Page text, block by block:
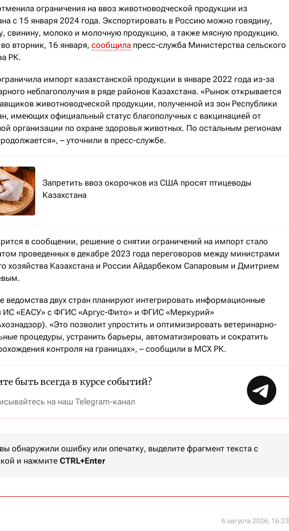
ограничения на ввоз животноводческой продукции из
с 15 января 2024 года. Экспортировать в Россию можно говядину,
свинину, молоко и молочную продукцию, а также мясную продукцию.
вторник, 16 января, сообщила пресс-служба Министерства сельского
РК.
импорт казахстанской продукции в январе 2022 года из-за
неблагополучия в ряде районов Казахстана. «Рынок открывается
животноводческой продукции, полученной из зон Республики
имеющих официальный статус благополучных с вакцинацией от
организации по охране здоровья животных. По остальным регионам
– уточнили в пресс-службе.
Запретить ввоз окорочков из США просят птицеводы
Казахстана
в сообщении, решение о снятии ограничений на импорт стало
проведенных в декабре 2023 года переговоров между министрами
хозяйства Казахстана и России Айдарбеком Сапаровым и Дмитрием
ведомства двух стран планируют интегрировать информационные
ИС «ЕАСУ» с ФГИС «Аргус-Фито» и ФГИС «Меркурий»
«Это позволит упростить и оптимизировать ветеринарно-
процедуры, устранить барьеры, автоматизировать и сократить
контроля на границах», – сообщили в МСХ РК.
быть всегда в курсе событий?
на наш Telegram-канал
обнаружили ошибку или опечатку, выделите фрагмент текста с
и нажмите CTRL+Enter
6 августа 2026, 16:23